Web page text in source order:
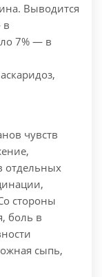
Выводится
в
7% — в
чувств
отдельных
стороны
боль в
сыпь,